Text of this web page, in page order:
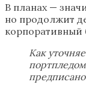
В планах —
но продолжит
корпоративный
Как
предписано